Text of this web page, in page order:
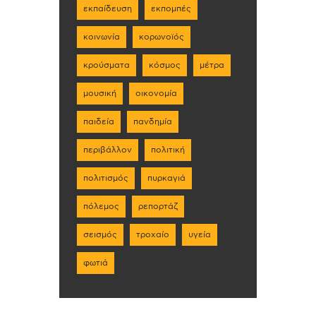
εκπαίδευση εκπομπές
κοινωνία κορωνοϊός
κρούσματα κόσμος μέτρα
μουσική οικονομία
παιδεία πανδημία
περιβάλλον πολιτική
πολιτισμός πυρκαγιά
πόλεμος ρεπορτάζ
σεισμός τροχαίο υγεία
φωτιά